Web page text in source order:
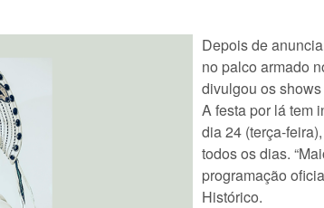
Depois de
no palco armado
divulgou os
A festa por lá tem
dia 24 (terça-
todos os dias.
programação
Histórico.